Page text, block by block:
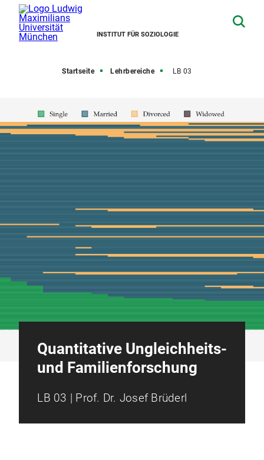
INSTITUT FÜR SOZIOLOGIE
Startseite Lehrbereiche LB 03
Quantitative Ungleichheits-
und Familienforschung
LB 03 | Prof. Dr. Josef Brüderl